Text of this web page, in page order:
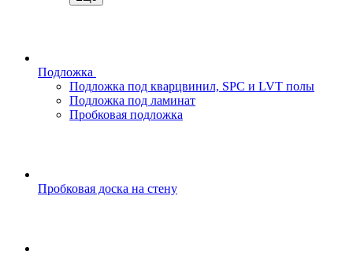
Подложка
Подложка под кварцвинил, SPC и LVT полы
Подложка под ламинат
Пробковая подложка
Пробковая доска на стену